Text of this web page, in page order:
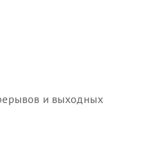
и выходных